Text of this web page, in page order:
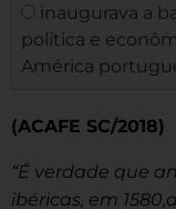
inaugurava a
política e
América
(ACAFE SC/2018)
“É verdade que
ibéricas, em